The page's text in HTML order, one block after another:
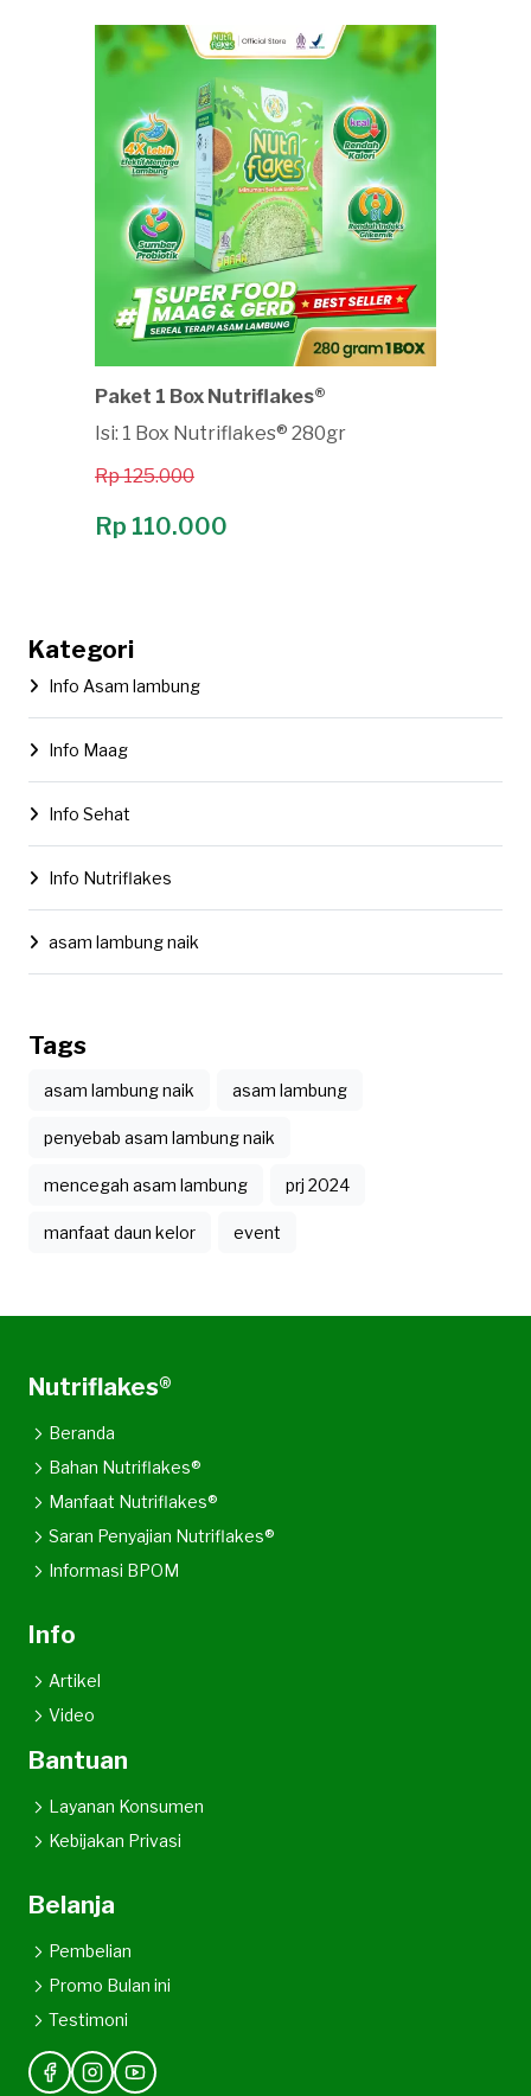
Paket 1 Box Nutriflakes®
Isi: 1 Box Nutriflakes® 280gr
Rp 125.000
Rp 110.000
Kategori
Info Asam lambung
Info Maag
Info Sehat
Info Nutriflakes
asam lambung naik
Tags
asam lambung naik asam lambung
penyebab asam lambung naik
mencegah asam lambung prj 2024
manfaat daun kelor event
Nutriflakes®
Beranda
Bahan Nutriflakes®
Manfaat Nutriflakes®
Saran Penyajian Nutriflakes®
Informasi BPOM
Info
Artikel
Video
Bantuan
Layanan Konsumen
Kebijakan Privasi
Belanja
Pembelian
Promo Bulan ini
Testimoni